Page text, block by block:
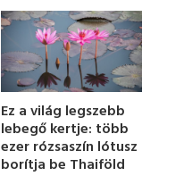
Ez a világ legszebb
lebegő kertje: több
ezer rózsaszín lótusz
borítja be Thaiföld